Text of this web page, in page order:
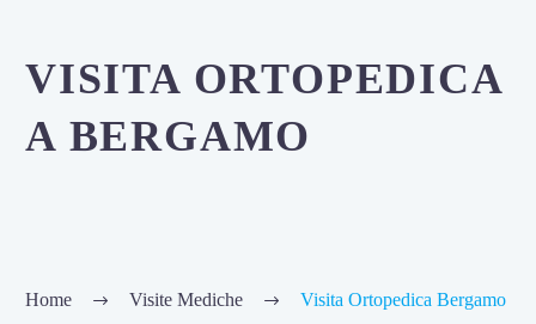
VISITA ORTOPEDICA
A BERGAMO
Home Visite Mediche Visita Ortopedica Bergamo